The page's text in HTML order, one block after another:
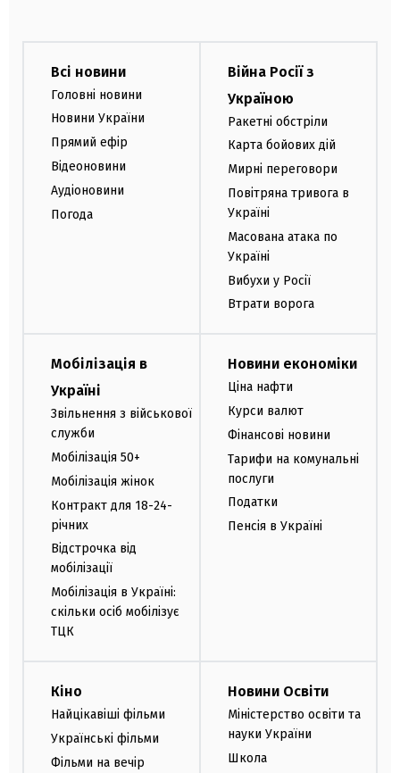
Всі новини
Головні новини
Новини України
Прямий ефір
Відеоновини
Аудіоновини
Погода
Війна Росії з
Україною
Ракетні обстріли
Карта бойових дій
Мирні переговори
Повітряна тривога в
Україні
Масована атака по
Україні
Вибухи у Росії
Втрати ворога
Мобілізація в
Україні
Звільнення з військової
служби
Мобілізація 50+
Мобілізація жінок
Контракт для 18-24-
річних
Відстрочка від
мобілізації
Мобілізація в Україні:
скільки осіб мобілізує
ТЦК
Новини економіки
Ціна нафти
Курси валют
Фінансові новини
Тарифи на комунальні
послуги
Податки
Пенсія в Україні
Кіно
Найцікавіші фільми
Українські фільми
Фільми на вечір
Новини Освіти
Міністерство освіти та
науки України
Школа